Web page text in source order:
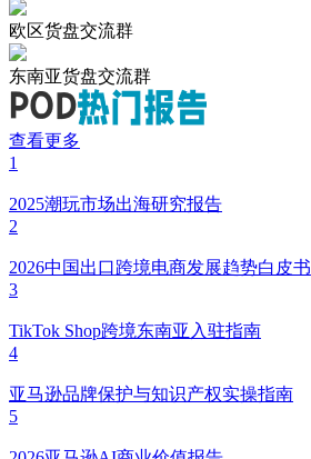
欧区货盘交流群
东南亚货盘交流群
查看更多
1
2025潮玩市场出海研究报告
2
2026中国出口跨境电商发展趋势白皮书
3
TikTok Shop跨境东南亚入驻指南
4
亚马逊品牌保护与知识产权实操指南
5